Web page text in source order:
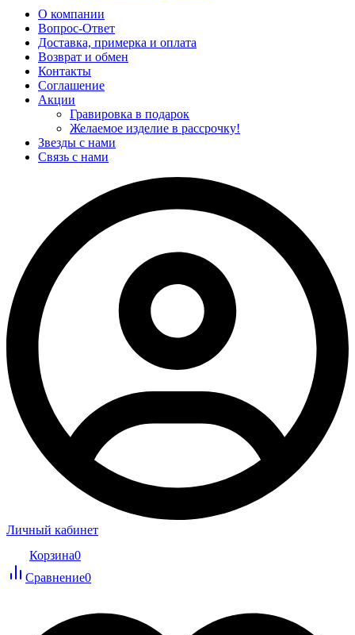
О компании
Вопрос-Ответ
Доставка, примерка и оплата
Возврат и обмен
Контакты
Соглашение
Акции
Гравировка в подарок
Желаемое изделие в рассрочку!
Звезды с нами
Связь с нами
Личный кабинет
Корзина0
Сравнение0